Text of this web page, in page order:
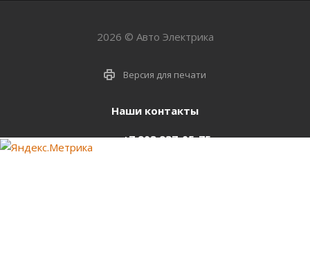
2026 © Авто Электрика
Версия для печати
Наши контакты
+7 903 937-05-75